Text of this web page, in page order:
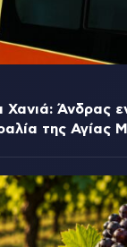
Άνδρας
της Αγίας